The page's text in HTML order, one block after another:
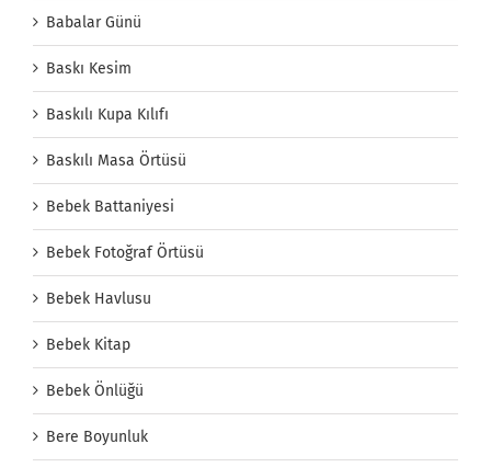
Babalar Günü
Baskı Kesim
Baskılı Kupa Kılıfı
Baskılı Masa Örtüsü
Bebek Battaniyesi
Bebek Fotoğraf Örtüsü
Bebek Havlusu
Bebek Kitap
Bebek Önlüğü
Bere Boyunluk